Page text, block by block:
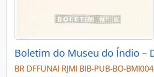
BR DFFUNAI RJMI BIB-PUB-BO-BMI004